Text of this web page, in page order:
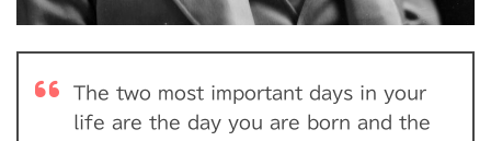
The two most important days in your
life are the day you are born and the